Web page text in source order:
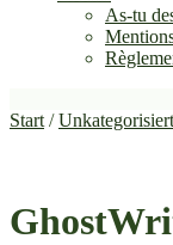
As-tu
Start /Unkategorisiert